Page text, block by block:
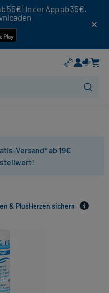
55€ | In der App ab 35€.
Versand* ab 19€
& PlusHerzen sichern